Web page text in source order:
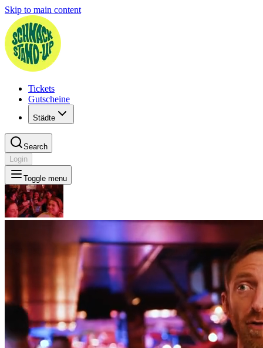
Skip to main content
Tickets
Gutscheine
Städte
Search
Login
Toggle menu